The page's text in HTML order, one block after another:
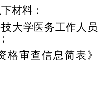
材料：
大学医务工作人员
格审查信息简表》